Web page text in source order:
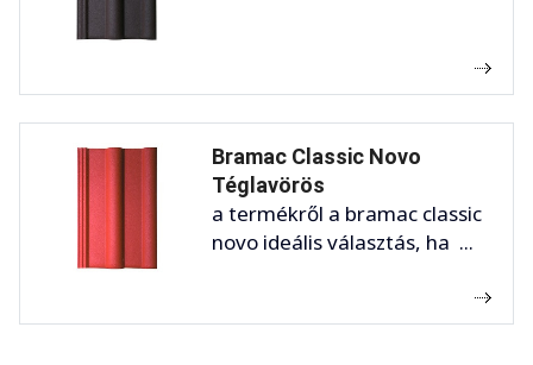
Bramac Classic Novo
Téglavörös
a termékről a bramac classic
novo ideális választás, ha ...